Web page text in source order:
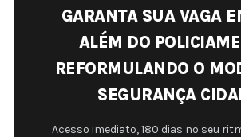
GARANTA SUA VAGA
ALÉM DO
REFORMULANDO O
SEGURANÇA
Acesso imediato, 180 dias no seu